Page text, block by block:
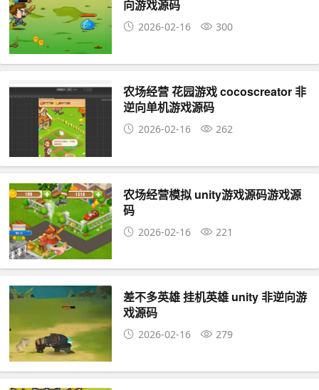
向游戏源码
2026-02-16 300
农场经营 花园游戏 cocoscreator 非
逆向单机游戏源码
2026-02-16 262
农场经营模拟 unity游戏源码游戏源
码
2026-02-16 221
差不多英雄 挂机英雄 unity 非逆向游
戏源码
2026-02-16 279